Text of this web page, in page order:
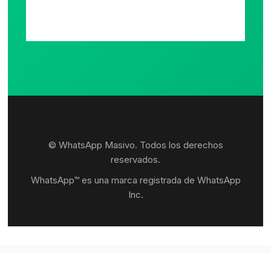
© WhatsApp Masivo. Todos los derechos
reservados.
WhatsApp™ es una marca registrada de WhatsApp
Inc.